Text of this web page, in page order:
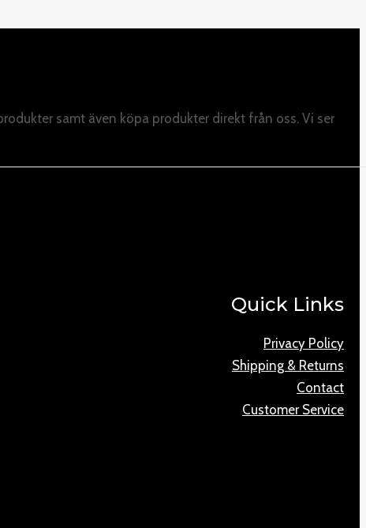
samt även köpa produkter direkt från oss. Vi ser
Quick Links
Privacy Policy
Shipping & Returns
Contact
Customer Service